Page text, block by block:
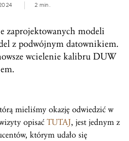
2 min.
zaprojektowanych modeli
z podwójnym datownikiem.
wcielenie kalibru DUW
mieliśmy okazję odwiedzić w
opisać TUTAJ, jest jednym z
którym udało się